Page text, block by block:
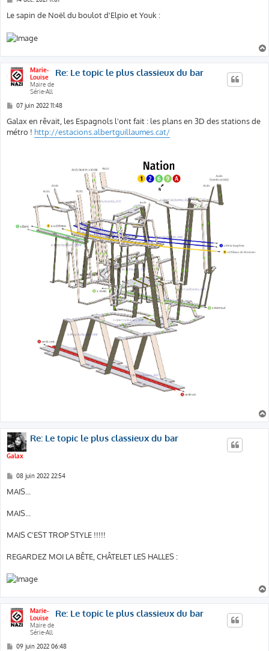
s
g
e
Le sapin de Noël du boulot d'Elpio et Youk :
Marie-
Louise
Maire de
Série-All
Re: Le topic le plus classieux du bar
M
s
s
a
07 juin 2022 11:48
Galax en rêvait, les Espagnols l'ont fait : les plans en 3D des stations de
métro ! http://estacions.albertguillaumes.cat/
Galax
Re: Le topic le plus classieux du bar
M
s
s
g
e
08 juin 2022 22:54
MAIS...
MAIS...
MAIS C'EST TROP STYLE !!!!!
REGARDEZ MOI LA BÊTE, CHÂTELET LES HALLES :
Marie-
Louise
Maire de
Série-All
Re: Le topic le plus classieux du bar
M
09 juin 2022 06:48